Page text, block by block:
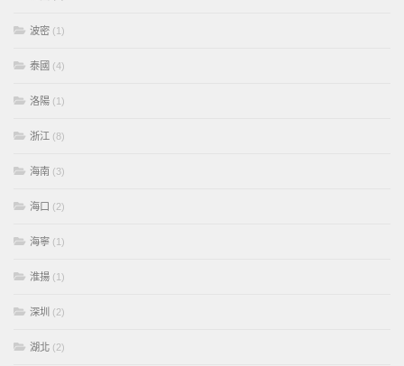
波密 (1)
泰國 (4)
洛陽 (1)
浙江 (8)
海南 (3)
海口 (2)
海寧 (1)
淮揚 (1)
深圳 (2)
湖北 (2)